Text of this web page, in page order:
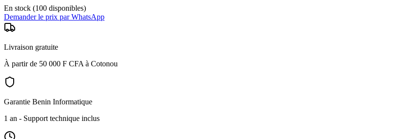
En stock (100 disponibles)
Demander le prix par WhatsApp
Livraison gratuite
À partir de 50 000 F CFA à Cotonou
Garantie Benin Informatique
1 an - Support technique inclus